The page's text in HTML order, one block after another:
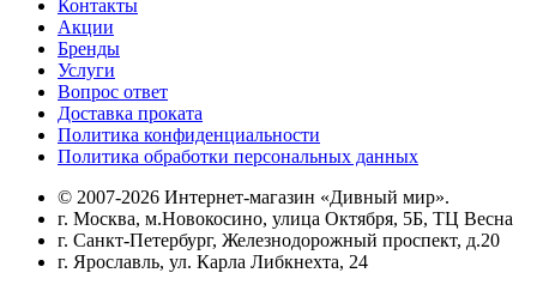
Контакты
Акции
Бренды
Услуги
Вопрос ответ
Доставка проката
Политика конфиденциальности
Политика обработки персональных данных
© 2007-2026 Интернет-магазин «Дивный мир».
г. Москва, м.Новокосино, улица Октября, 5Б, ТЦ Весна
г. Санкт-Петербург, Железнодорожный проспект, д.20
г. Ярославль, ул. Карла Либкнехта, 24